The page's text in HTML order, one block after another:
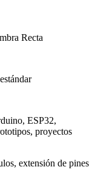
Recta
ESP32,
proyectos
extensión de pines